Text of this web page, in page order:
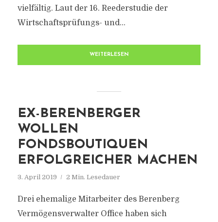
vielfältig. Laut der 16. Reederstudie der
Wirtschaftsprüfungs- und...
WEITERLESEN
EX-BERENBERGER
WOLLEN
FONDSBOUTIQUEN
ERFOLGREICHER MACHEN
3. April 2019 2 Min. Lesedauer
Drei ehemalige Mitarbeiter des Berenberg
Vermögensverwalter Office haben sich